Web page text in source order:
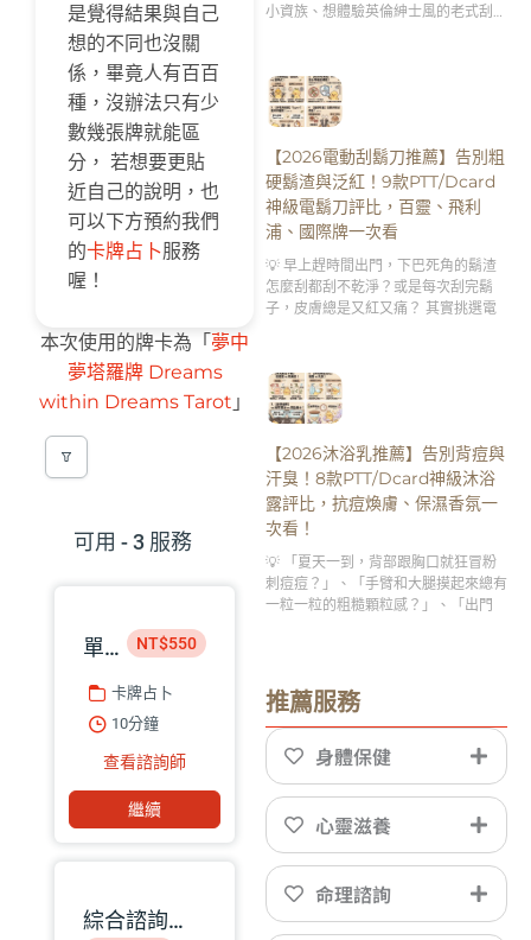
是覺得結果與自己
想的不同也沒關
係，畢竟人有百百
種，沒辦法只有少
數幾張牌就能區
分， 若想要更貼
近自己的說明，也
可以下方預約我們
的卡牌占卜服務
喔！
本次使用的牌卡為「夢中
夢塔羅牌 Dreams
within Dreams Tarot 」
可用 - 3 服務
單題諮詢｜星盤命理師 巧匡 NT$550
卡牌占卜
10分鐘
查看諮詢師
繼續
綜合諮詢｜星盤命理師 巧匡
小資族、想體驗英倫紳士風的老式刮鬍
雷！👇
【2026電動刮鬍刀推薦】告別粗
硬鬍渣與泛紅！9款PTT/Dcard
神級電鬍刀評比，百靈、飛利
浦、國際牌一次看
💡 早上趕時間出門，下巴死角的鬍渣
怎麼刮都刮不乾淨？或是每次刮完鬍
子，皮膚總是又紅又痛？ 其實挑選電
【2026沐浴乳推薦】告別背痘與
汗臭！8款PTT/Dcard神級沐浴
露評比，抗痘煥膚、保濕香氛一
次看！
💡 「夏天一到，背部跟胸口就狂冒粉
刺痘痘？」、「手臂和大腿摸起來總有
一粒一粒的粗糙顆粒感？」、「出門
推薦服務
身體保健
心靈滋養
命理諮詢